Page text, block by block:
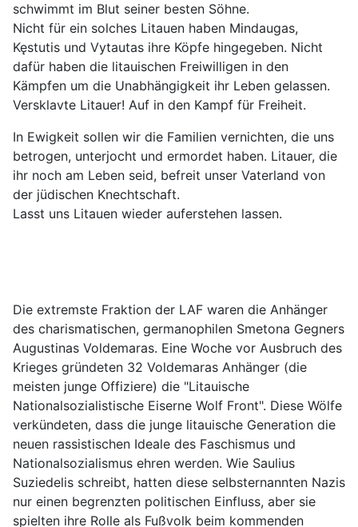
schwimmt im Blut seiner besten Söhne.
Nicht für ein solches Litauen haben Mindaugas,
Kęstutis und Vytautas ihre Köpfe hingegeben. Nicht
dafür haben die litauischen Freiwilligen in den
Kämpfen um die Unabhängigkeit ihr Leben gelassen.
Versklavte Litauer! Auf in den Kampf für Freiheit.
In Ewigkeit sollen wir die Familien vernichten, die uns
betrogen, unterjocht und ermordet haben. Litauer, die
ihr noch am Leben seid, befreit unser Vaterland von
der jüdischen Knechtschaft.
Lasst uns Litauen wieder auferstehen lassen.
Die extremste Fraktion der LAF waren die Anhänger
des charismatischen, germanophilen Smetona Gegners
Augustinas Voldemaras. Eine Woche vor Ausbruch des
Krieges gründeten 32 Voldemaras Anhänger (die
meisten junge Offiziere) die "Litauische
Nationalsozialistische Eiserne Wolf Front". Diese Wölfe
verkündeten, dass die junge litauische Generation die
neuen rassistischen Ideale des Faschismus und
Nationalsozialismus ehren werden. Wie Saulius
Suziedelis schreibt, hatten diese selbsternannten Nazis
nur einen begrenzten politischen Einfluss, aber sie
spielten ihre Rolle als Fußvolk beim kommenden